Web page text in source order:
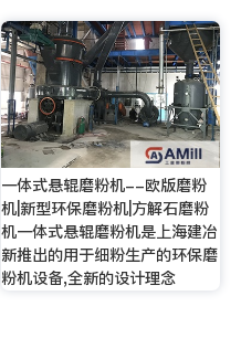
一体式悬辊磨粉机--欧版磨粉
机|新型环保磨粉机|方解石磨粉
机一体式悬辊磨粉机是上海建冶
新推出的用于细粉生产的环保磨
粉机设备,全新的设计理念